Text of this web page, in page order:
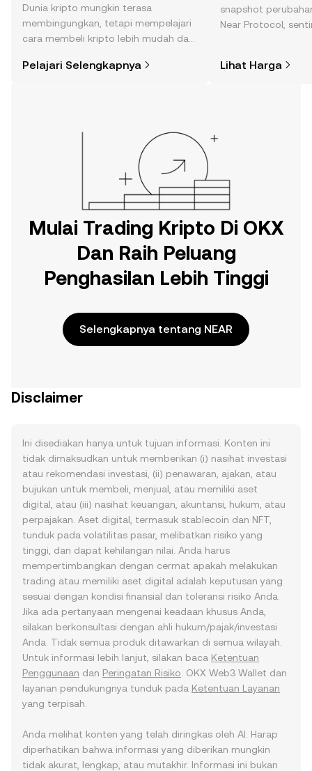
Dunia kripto mungkin terasa
membingungkan, tetapi mempelajari
cara membeli kripto lebih mudah dari
di aplikasi seluler OKX, atau di sini di
Pelajari Selengkapnya
snapshot
Near Protocol,
Lihat Harga
Mulai Trading Kripto Di OKX
Dan Raih Peluang
Penghasilan Lebih Tinggi
Selengkapnya tentang NEAR
Disclaimer
Ini disediakan hanya untuk tujuan informasi. Konten ini
tidak dimaksudkan untuk memberikan (i) nasihat investasi
atau rekomendasi investasi, (ii) penawaran, ajakan, atau
bujukan untuk membeli, menjual, atau memiliki aset
digital, atau (iii) nasihat keuangan, akuntansi, hukum, atau
perpajakan. Aset digital, termasuk stablecoin dan NFT,
tunduk pada volatilitas pasar, melibatkan risiko yang
tinggi, dan dapat kehilangan nilai. Anda harus
mempertimbangkan dengan cermat apakah melakukan
trading atau memiliki aset digital adalah keputusan yang
sesuai dengan kondisi finansial dan toleransi risiko Anda.
Jika ada pertanyaan mengenai keadaan khusus Anda,
silakan berkonsultasi dengan ahli hukum/pajak/investasi
Anda. Tidak semua produk ditawarkan di semua wilayah.
Untuk informasi lebih lanjut, silakan baca Ketentuan
Penggunaan dan Peringatan Risiko . OKX Web3 Wallet dan
layanan pendukungnya tunduk pada Ketentuan Layanan
yang terpisah.
Anda melihat konten yang telah diringkas oleh AI. Harap
diperhatikan bahwa informasi yang diberikan mungkin
tidak akurat, lengkap, atau mutakhir. Informasi ini bukan